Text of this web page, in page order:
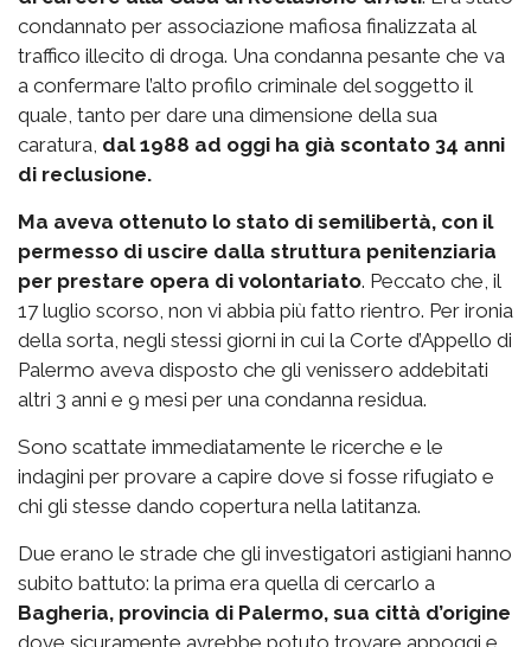
condannato per associazione mafiosa finalizzata al
traffico illecito di droga. Una condanna pesante che va
a confermare l’alto profilo criminale del soggetto il
quale, tanto per dare una dimensione della sua
caratura, dal 1988 ad oggi ha già scontato 34 anni
di reclusione.
Ma aveva ottenuto lo stato di semilibertà, con il
permesso di uscire dalla struttura penitenziaria
per prestare opera di volontariato. Peccato che, il
17 luglio scorso, non vi abbia più fatto rientro. Per ironia
della sorta, negli stessi giorni in cui la Corte d’Appello di
Palermo aveva disposto che gli venissero addebitati
altri 3 anni e 9 mesi per una condanna residua.
Sono scattate immediatamente le ricerche e le
indagini per provare a capire dove si fosse rifugiato e
chi gli stesse dando copertura nella latitanza.
Due erano le strade che gli investigatori astigiani hanno
subito battuto: la prima era quella di cercarlo a
Bagheria, provincia di Palermo, sua città d’origine